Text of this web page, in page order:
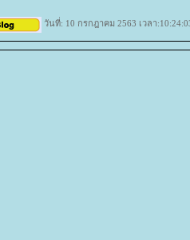
วันที่: 10 กรกฎาคม 2563 เวลา